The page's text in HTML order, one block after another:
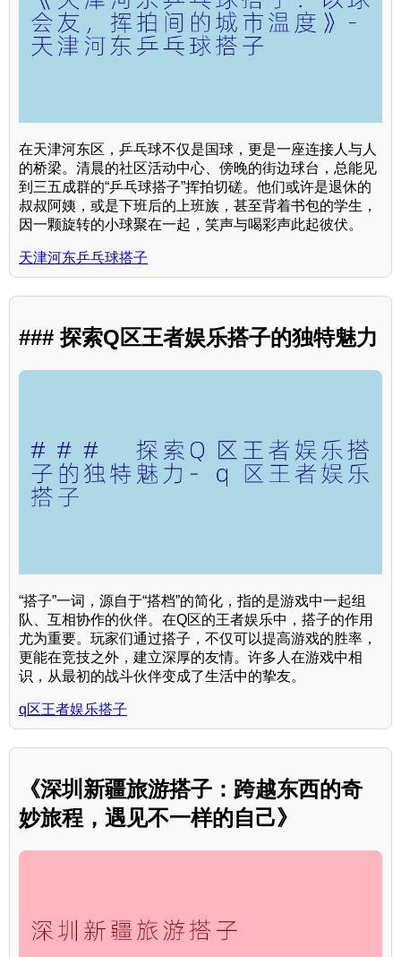
在天津河东区，乒乓球不仅是国球，更是一座连接人与人
的桥梁。清晨的社区活动中心、傍晚的街边球台，总能见
到三五成群的“乒乓球搭子”挥拍切磋。他们或许是退休的
叔叔阿姨，或是下班后的上班族，甚至背着书包的学生，
因一颗旋转的小球聚在一起，笑声与喝彩声此起彼伏。
天津河东乒乓球搭子
### 探索Q区王者娱乐搭子的独特魅力
“搭子”一词，源自于“搭档”的简化，指的是游戏中一起组
队、互相协作的伙伴。在Q区的王者娱乐中，搭子的作用
尤为重要。玩家们通过搭子，不仅可以提高游戏的胜率，
更能在竞技之外，建立深厚的友情。许多人在游戏中相
识，从最初的战斗伙伴变成了生活中的挚友。
q区王者娱乐搭子
《深圳新疆旅游搭子：跨越东西的奇
妙旅程，遇见不一样的自己》